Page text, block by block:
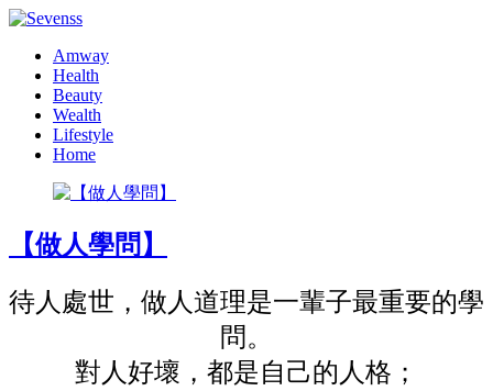
Amway
Health
Beauty
Wealth
Lifestyle
Home
【做人學問】
待人處世，做人道理是一輩子最重要的學
問。
對人好壞，都是自己的人格；